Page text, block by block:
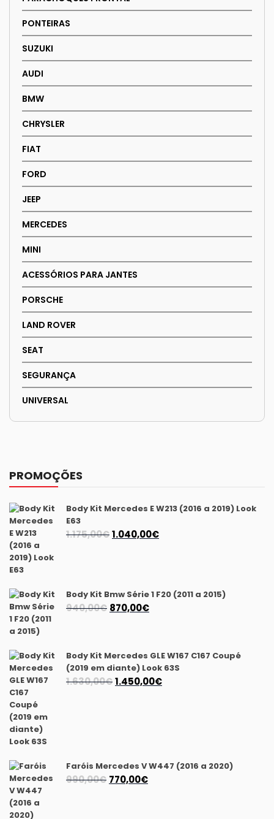
PONTEIRAS
SUZUKI
AUDI
BMW
CHRYSLER
FIAT
FORD
JEEP
MERCEDES
MINI
ACESSÓRIOS PARA JANTES
PORSCHE
LAND ROVER
SEAT
SEGURANÇA
UNIVERSAL
PROMOÇÕES
Body Kit Mercedes E W213 (2016 a 2019) Look
E63
1.175,00€O
1.175,00€.
1.040,00€O
1.040,00€.
Body Kit Bmw Série 1 F20 (2011 a 2015)
940,00€ O
era:
940,00€.
870,00€O
é:
870,00€.
Body Kit Mercedes GLE W167 C167 Coupé
(2019 em diante) Look 63S
1.630,00€O
1.450,00€O
Faróis Mercedes V W447 (2016 a 2020)
990,00€ O
770,00€O